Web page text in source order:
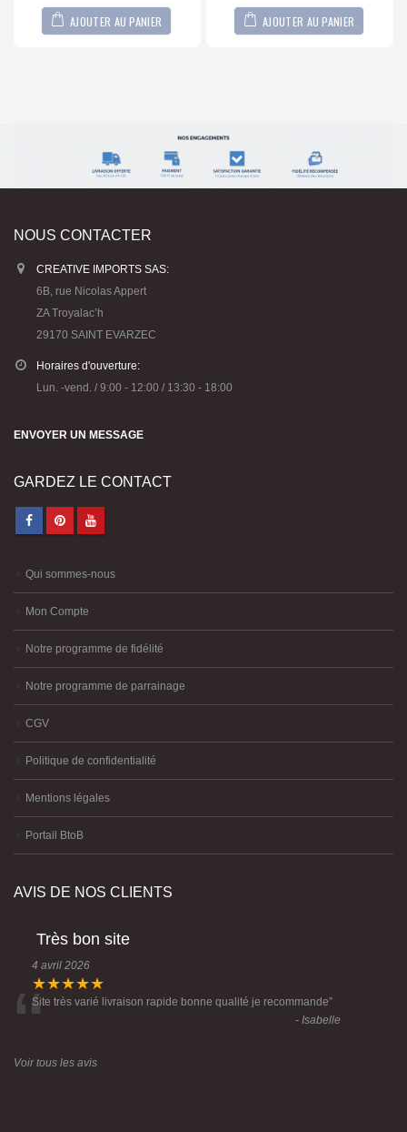
AJOUTER AU PANIER AJOUTER AU PANIER
NOUS CONTACTER
CREATIVE IMPORTS SAS:
6B, rue Nicolas Appert
ZA Troyalac’h
29170 SAINT EVARZEC
Horaires d'ouverture:
Lun. -vend. / 9:00 - 12:00 / 13:30 - 18:00
ENVOYER UN MESSAGE
GARDEZ LE CONTACT
Qui sommes-nous
Mon Compte
Notre programme de fidélité
Notre programme de parrainage
CGV
Politique de confidentialité
Mentions légales
Portail BtoB
AVIS DE NOS CLIENTS
Très bon site
4 avril 2026
★★★★★
“Site très varié livraison rapide bonne qualité je recommande”
- Isabelle
Voir tous les avis